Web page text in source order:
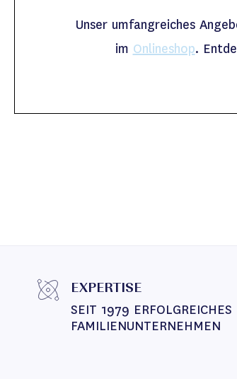
Unser umfangreiches
im Onlineshop.
EXPERTISE
SEIT 1979 ERFOLGREICHES
FAMILIENUNTERNEHMEN